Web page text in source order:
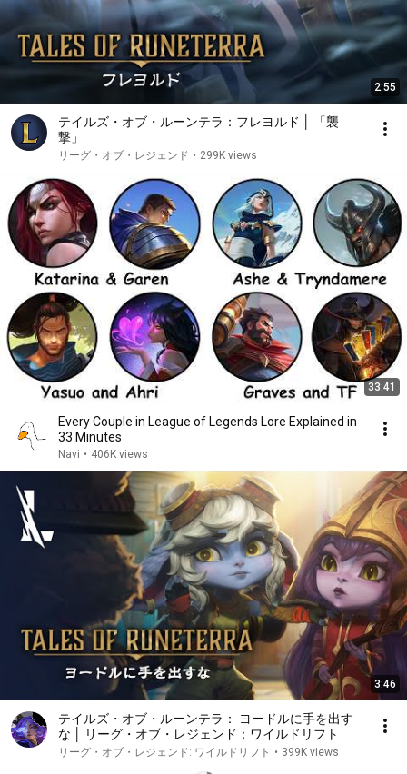
2:55
テイルズ・オブ・ルーンテラ：フレヨルド │ 「襲
撃」
リーグ・オブ・レジェンド • 299K views
33:41
Every Couple in League of Legends Lore Explained in
33 Minutes
Navi • 406K views
3:46
テイルズ・オブ・ルーンテラ： ヨードルに手を出す
な │ リーグ・オブ・レジェンド：ワイルドリフト
リーグ・オブ・レジェンド: ワイルドリフト • 399K views